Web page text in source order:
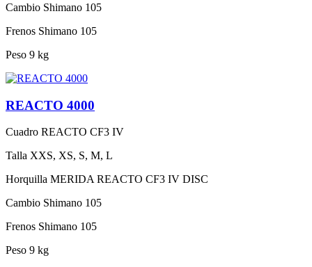
Cambio Shimano 105
Frenos Shimano 105
Peso 9 kg
REACTO 4000
Cuadro REACTO CF3 IV
Talla XXS, XS, S, M, L
Horquilla MERIDA REACTO CF3 IV DISC
Cambio Shimano 105
Frenos Shimano 105
Peso 9 kg